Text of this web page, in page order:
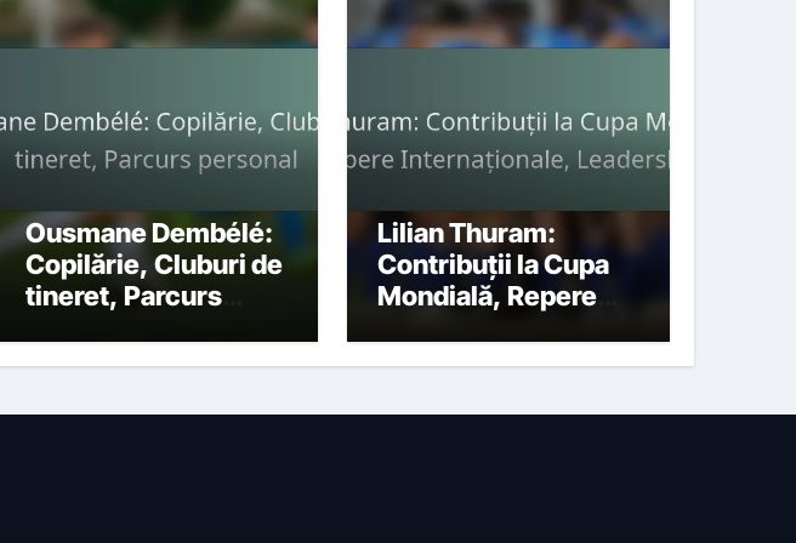
Ousmane Dembélé:
Copilărie, Cluburi de
tineret, Parcurs
Lilian Thuram:
Contribuții la Cupa
Mondială, Repere
Leadership